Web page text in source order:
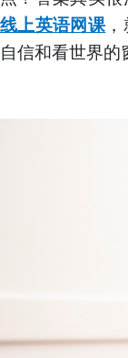
线上英语网课
自信和看世界的